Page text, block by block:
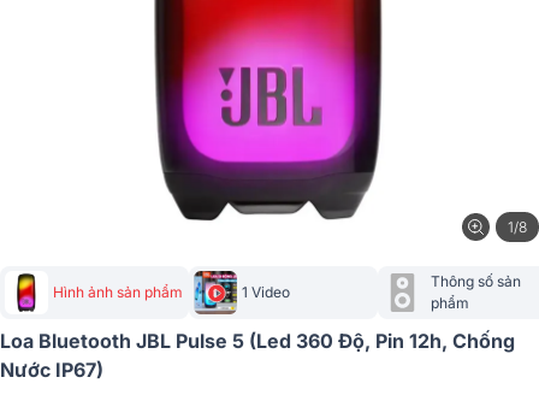
1/8
Hình ảnh sản phẩm 1 Video
Thông số sản
phẩm
Loa Bluetooth JBL Pulse 5 (Led 360 Độ, Pin 12h, Chống
Nước IP67)